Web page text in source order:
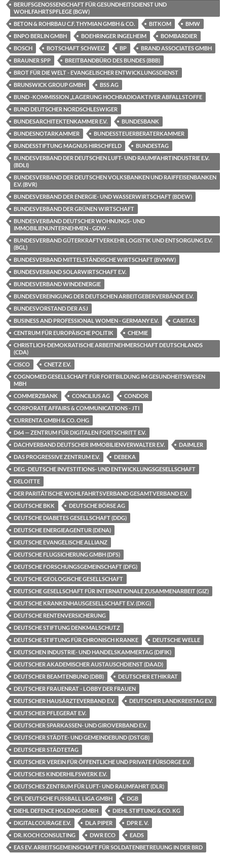
BERUFSGENOSSENSCHAFT FÜR GESUNDHEITSDIENST UND
WOHLFAHRTSPFLEGE (BGW)
BETON & ROHRBAU C.F. THYMIAN GMBH & CO.
BITKOM
BMW
BNPO BERLIN GMBH
BOEHRINGER INGELHEIM
BOMBARDIER
BOSCH
BOTSCHAFT SCHWEIZ BP
BRAND ASSOCIATES GMBH
BRAUNER SPP
BREITBANDBÜRO DES BUNDES (BBB)
BROT FÜR DIE WELT - EVANGELISCHER ENTWICKLUNGSDIENST
BRUNSWICK GROUP GMBH
BSS AG
BUND -KOMMISSION „LAGERUNG HOCHRADIOAKTIVER ABFALLSTOFFE
BUND DEUTSCHER NORDSCHLESWIGER
BUNDESARCHITEKTENKAMMER E.V.
BUNDESBANK
BUNDESNOTARKAMMER
BUNDESSTEUERBERATERKAMMER
BUNDESSTIFTUNG MAGNUS HIRSCHFELD
BUNDESTAG
BUNDESVERBAND DER DEUTSCHEN LUFT- UND RAUMFAHRTINDUSTRIE E.V.
(BDLI)
BUNDESVERBAND DER DEUTSCHEN VOLKSBANKEN UND RAIFFEISENBANKEN
E.V. (BVR)
BUNDESVERBAND DER ENERGIE- UND WASSERWIRTSCHAFT (BDEW)
BUNDESVERBAND DER GRÜNEN WIRTSCHAFT
BUNDESVERBAND DEUTSCHER WOHNUNGS- UND
IMMOBILIENUNTERNEHMEN - GDW -
BUNDESVERBAND GÜTERKRAFTVERKEHR LOGISTIK UND ENTSORGUNG E.V.
(BGL)
BUNDESVERBAND MITTELSTÄNDISCHE WIRTSCHAFT (BVMW)
BUNDESVERBAND SOLARWIRTSCHAFT E.V.
BUNDESVERBAND WINDENERGIE
BUNDESVEREINIGUNG DER DEUTSCHEN ARBEITGEBERVERBÄNDE E.V.
BUNDESVORSTAND DER ASJ
BUSINESS AND PROFESSIONAL WOMEN - GERMANY E.V.
CARITAS
CENTRUM FÜR EUROPÄISCHE POLITIK
CHEMIE
CHRISTLICH-DEMOKRATISCHE ARBEITNEHMERSCHAFT DEUTSCHLANDS
(CDA)
CISCO
CNETZ E.V.
COGNOMED GESELLSCHAFT FÜR FORTBILDUNG IM GESUNDHEITSWESEN
MBH
COMMERZBANK
CONCILIUS AG
CONDOR
CORPORATE AFFAIRS & COMMUNICATIONS - JTI
CURRENTA GMBH & CO. OHG
D64 — ZENTRUM FÜR DIGITALEN FORTSCHRITT E.V.
DACHVERBAND DEUTSCHER IMMOBILIENVERWALTER E.V.
DAIMLER
DAS PROGRESSIVE ZENTRUM E.V.
DEBEKA
DEG -DEUTSCHE INVESTITIONS- UND ENTWICKLUNGSGESELLSCHAFT
DELOITTE
DER PARITÄTISCHE WOHLFAHRTSVERBAND GESAMTVERBAND E.V.
DEUTSCHE BKK
DEUTSCHE BÖRSE AG
DEUTSCHE DIABETES GESELLSCHAFT (DDG)
DEUTSCHE ENERGIEAGENTUR (DENA)
DEUTSCHE EVANGELISCHE ALLIANZ
DEUTSCHE FLUGSICHERUNG GMBH (DFS)
DEUTSCHE FORSCHUNGSGEMEINSCHAFT (DFG)
DEUTSCHE GEOLOGISCHE GESELLSCHAFT
DEUTSCHE GESELLSCHAFT FÜR INTERNATIONALE ZUSAMMENARBEIT (GIZ)
DEUTSCHE KRANKENHAUSGESELLSCHAFT E.V. (DKG)
DEUTSCHE RENTENVERSICHERUNG
DEUTSCHE STIFTUNG DENKMALSCHUTZ
DEUTSCHE STIFTUNG FÜR CHRONISCH KRANKE
DEUTSCHE WELLE
DEUTSCHEN INDUSTRIE- UND HANDELSKAMMERTAG (DIFIK)
DEUTSCHER AKADEMISCHER AUSTAUSCHDIENST (DAAD)
DEUTSCHER BEAMTENBUND (DBB)
DEUTSCHER ETHIKRAT
DEUTSCHER FRAUENRAT - LOBBY DER FRAUEN
DEUTSCHER HAUSÄRZTEVERBAND E.V.
DEUTSCHER LANDKREISTAG E.V.
DEUTSCHER PFLEGERAT E.V.
DEUTSCHER SPARKASSEN- UND GIROVERBAND E.V.
DEUTSCHER STÄDTE- UND GEMEINDEBUND (DSTGB)
DEUTSCHER STÄDTETAG
DEUTSCHER VEREIN FÜR ÖFFENTLICHE UND PRIVATE FÜRSORGE E.V.
DEUTSCHES KINDERHILFSWERK E.V.
DEUTSCHES ZENTRUM FÜR LUFT- UND RAUMFAHRT (DLR)
DFL DEUTSCHE FUSSBALL LIGA GMBH
DGB
DIEHL DEFENCE HOLDING GMBH
DIEHL STIFTUNG & CO. KG
DIGITALCOURAGE E.V.
DLA PIPER
DPR E. V.
DR. KOCH CONSULTING
DWR ECO
EADS
EAS EV. ARBEITSGEMEINSCHAFT FÜR SOLDATENBETREUUNG IN DER BRD